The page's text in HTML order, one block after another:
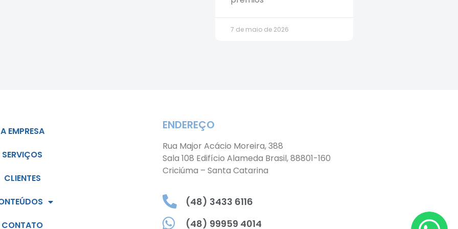
7 de maio de 2026
A EMPRESA
SERVIÇOS
CLIENTES
CONTATO
ENDEREÇO
Rua Major Acácio Moreira, 388
Sala 108 Edifício Alameda Brasil, 88801-160
Criciúma – Santa Catarina
(48) 3433 6116
(48) 99959 4014